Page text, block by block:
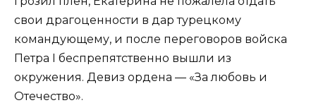
свои драгоценности в дар турецкому
командующему, и после переговоров войска
Петра I беспрепятственно вышли из
окружения. Девиз ордена — «За любовь и
Отечество».